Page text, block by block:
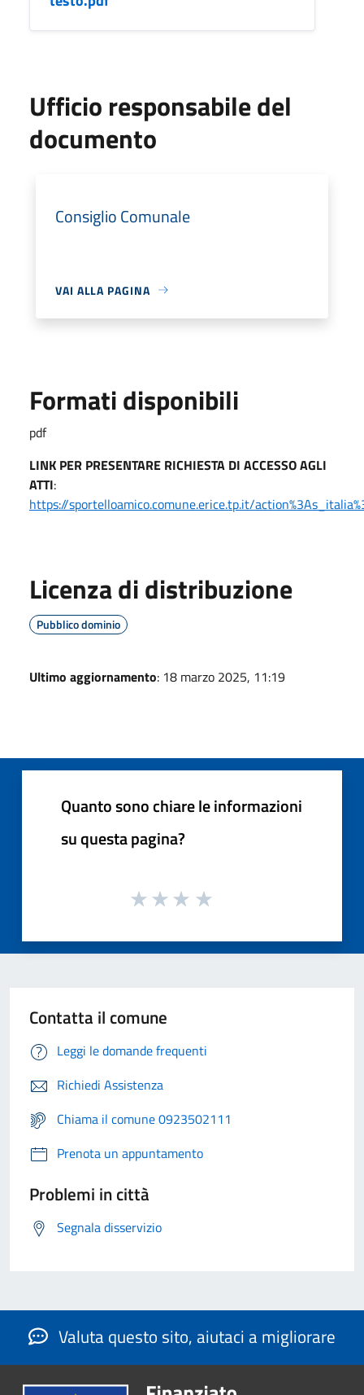
Ufficio responsabile del
documento
Consiglio Comunale
VAI ALLA PAGINA
Formati disponibili
pdf
LINK PER PRESENTARE RICHIESTA DI ACCESSO AGLI
ATTI:
https://sportelloamico.comune.erice.tp.it/
Licenza di distribuzione
Pubblico dominio
Ultimo aggiornamento: 18 marzo 2025, 11:19
Quanto sono chiare le informazioni
su questa pagina?
Contatta il comune
Leggi le domande frequenti
Richiedi Assistenza
Chiama il comune 0923502111
Prenota un appuntamento
Problemi in città
Segnala disservizio
Valuta questo sito, aiutaci a migliorare